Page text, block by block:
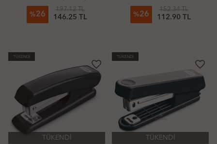
No:24/6
%26
197.12 TL
146.25 TL %26
152.34 TL
112.90 TL
TÜKENDİ
favorite_border
TÜKENDİ
TÜKENDİ
favorite_border
TÜKENDİ